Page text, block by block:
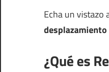
Echa un vistazo
desplazamiento
¿Qué es